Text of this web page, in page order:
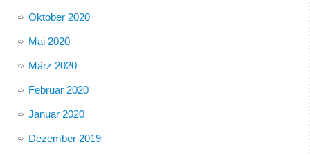
Oktober 2020
Mai 2020
März 2020
Februar 2020
Januar 2020
Dezember 2019